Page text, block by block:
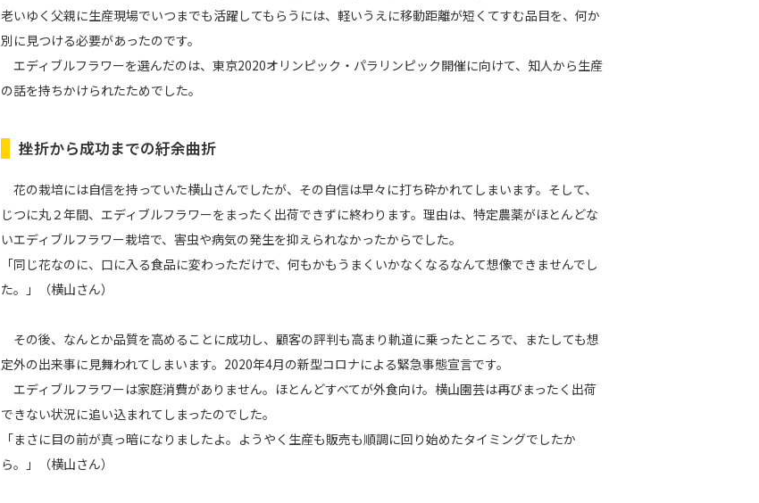
老いゆく父親に生産現場でいつまでも活躍してもらうには、軽いうえに移動距離が短くてすむ品目を、何か
別に見つける必要があったのです。
エディブルフラワーを選んだのは、東京2020オリンピック・パラリンピック開催に向けて、知人から生産
の話を持ちかけられたためでした。
挫折から成功までの紆余曲折
花の栽培には自信を持っていた横山さんでしたが、その自信は早々に打ち砕かれてしまいます。そして、
じつに丸２年間、エディブルフラワーをまったく出荷できずに終わります。理由は、特定農薬がほとんどな
いエディブルフラワー栽培で、害虫や病気の発生を抑えられなかったからでした。
「同じ花なのに、口に入る食品に変わっただけで、何もかもうまくいかなくなるなんて想像できませんでし
た。」（横山さん）
その後、なんとか品質を高めることに成功し、顧客の評判も高まり軌道に乗ったところで、またしても想
定外の出来事に見舞われてしまいます。2020年4月の新型コロナによる緊急事態宣言です。
エディブルフラワーは家庭消費がありません。ほとんどすべてが外食向け。横山園芸は再びまったく出荷
できない状況に追い込まれてしまったのでした。
「まさに目の前が真っ暗になりましたよ。ようやく生産も販売も順調に回り始めたタイミングでしたか
ら。」（横山さん）